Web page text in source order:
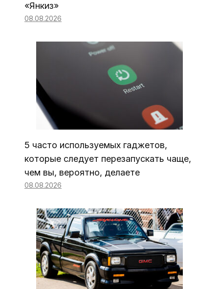
«Янкиз»
08.08.2026
5 часто используемых гаджетов,
которые следует перезапускать чаще,
чем вы, вероятно, делаете
08.08.2026